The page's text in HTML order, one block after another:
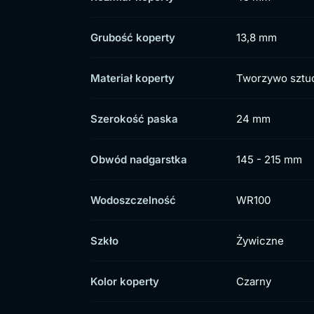
Grubość koperty 13,8 mm
Materiał koperty Tworzywo
Szerokość paska 24 mm
Obwód nadgarstka 145 - 215 mm
Wodoszczelność WR100
Szkło Żywiczne
Kolor koperty Czarny